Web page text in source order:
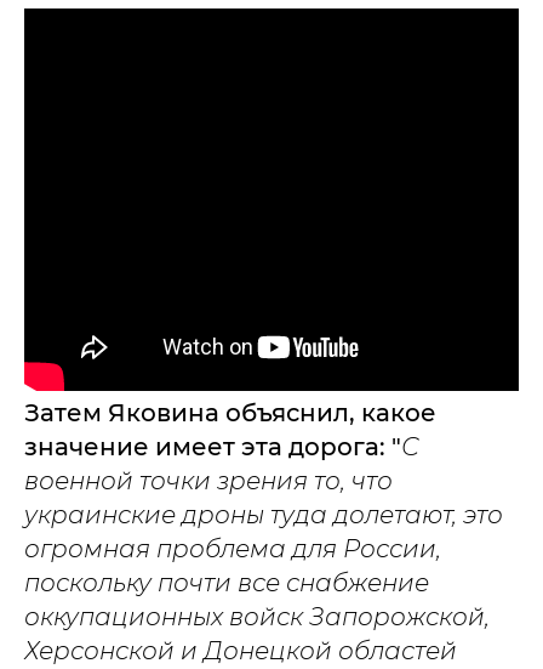
Затем Яковина объяснил, какое
значение имеет эта дорога: "С
военной точки зрения то, что
украинские дроны туда долетают, это
огромная проблема для России,
поскольку почти все снабжение
оккупационных войск Запорожской,
Херсонской и Донецкой областей